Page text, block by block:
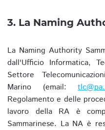
3. La Naming
La Naming Authority
dall'Ufficio Informatica,
Settore
Marino (email:
Regolamento e delle
lavoro della RA è
Sammarinese. La NA è